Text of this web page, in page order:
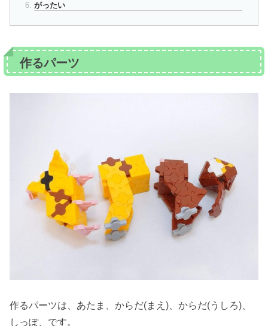
がったい
作るパーツ
作るパーツは、あたま、からだ(まえ)、からだ(うしろ)、
しっぽ、です。